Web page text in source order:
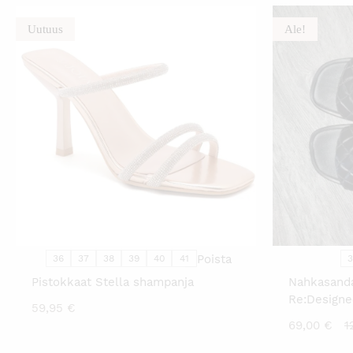
Uutuus
TUOTTEELLA
ON
USEAMPI
MUUNNELMA.
SIVULLA.
36 37 38 39 40 41
Poista
Pistokkaat Stella shampanja
59,95 €
Ale!
69,00 €